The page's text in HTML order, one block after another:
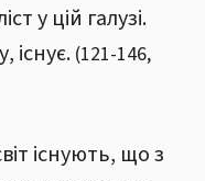
у цій галузі.
існує. (121-146,
існують, що з